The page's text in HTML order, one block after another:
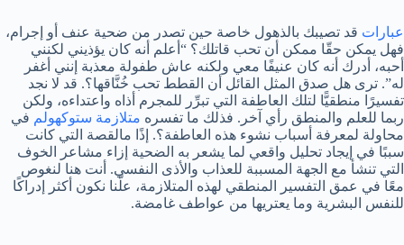
عبارات قد تصيبك بالذهول خاصة حين تصدر من ضحية عنف أو إجرام،
فهل يمكن حقّا ممكن أن تحب قاتلك؟ “أعلم أنه كان يؤذيني لكنني
أحبه، أدرك أنه كان عنيفًا معي ولكنه عاش طفولة معذبة إنني أغفر
له”. ترى هل صدق المثل القائل أن القطط تحب خُنَّاقها؟. قد لا نجد
تفسيرًا منطقيًّا لتلك العاطفة التي تبرِّر للمجرم أذاه واعتداءه، ولكن
ربما للعلم والمنطق رأي آخر. فذلك ما تفسره متلازمة ستوكهولم في
محاولة لمعرفة أسباب نشوء هذه العاطفة؟. إذًا مالقصة التي كانت
سببًا في إيجاد تحليل واقعي لما يشعر به الضحية إزاء مشاعر الخوف
التي تنشأ مع الجهة المسببة للعذاب والأذى النفسي. أنت هنا لنغوص
معًا في عمق التفسير المنطقي لهذه المتلازمة، علّنا نكون أكثر إدراكًا
للنفس البشرية وما يعتريها من عواطف غامضة.